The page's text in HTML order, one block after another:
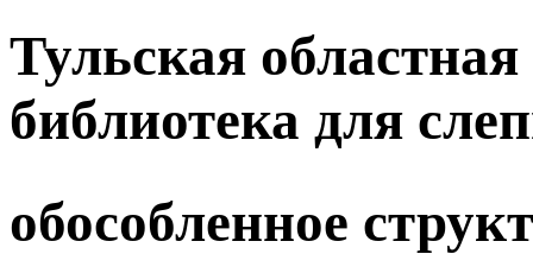
Тульская
библиотека для
обособленное